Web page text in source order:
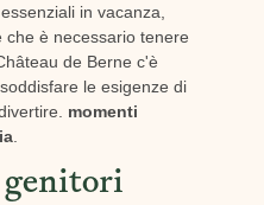
in vacanza,
è necessario tenere
de Berne c'è
le esigenze di
momenti
.